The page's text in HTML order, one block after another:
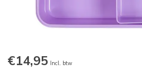
€14,95 Incl. btw